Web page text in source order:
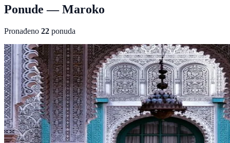
Ponude — Maroko
Pronađeno 22 ponuda